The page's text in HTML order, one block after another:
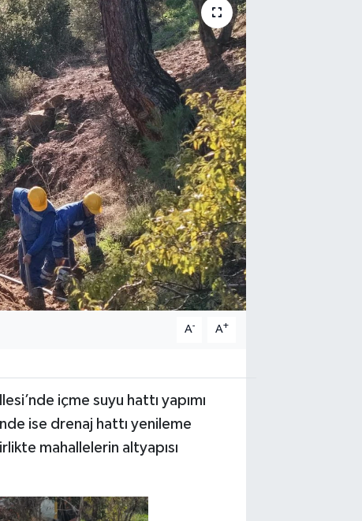
A- A+
içme suyu hattı yapımı
ise drenaj hattı yenileme
mahallelerin altyapısı